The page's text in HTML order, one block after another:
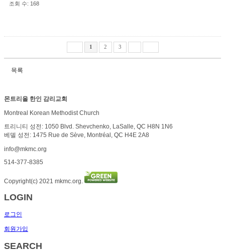
조회 수: 168
1 2 3
목록
몬트리올 한인 감리교회
Montreal Korean Methodist Church
트리니티 성전: 1050 Blvd. Shevchenko, LaSalle, QC H8N 1N6
베델 성전: 1475 Rue de Sève, Montréal, QC H4E 2A8
info@mkmc.org
514-377-8385
Copyright(c) 2021 mkmc.org.
LOGIN
로그인
회원가입
SEARCH